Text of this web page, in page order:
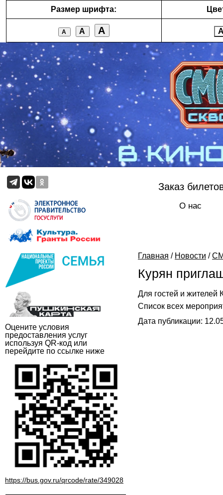
Размер шрифта:
А А А
Оцените условия
предоставления услуг
используя QR-код или
перейдите по ссылке ниже
https://bus.gov.ru/qrcode/rate/349028
Заказ
О нас
Главная / Новости /
Курян
Для гостей и жителей
Список всех
Дата публикации: